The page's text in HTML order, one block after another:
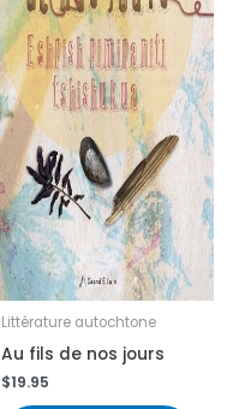
Littérature autochtone
Au fils de nos jours
$19.95